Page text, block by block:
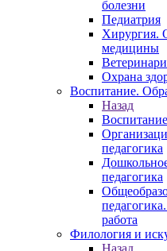
болезни
Педиатрия
Хирургия.
медицины
Охрана
Воспитание.
Назад
педагогика
педагогика
работа
Филология и
Назад